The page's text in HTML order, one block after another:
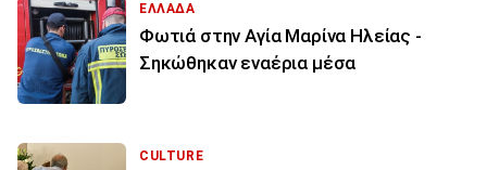
ΕΛΛΑΔΑ
Φωτιά στην Aγία Μαρίνα Ηλείας -
Σηκώθηκαν εναέρια μέσα
CULTURE